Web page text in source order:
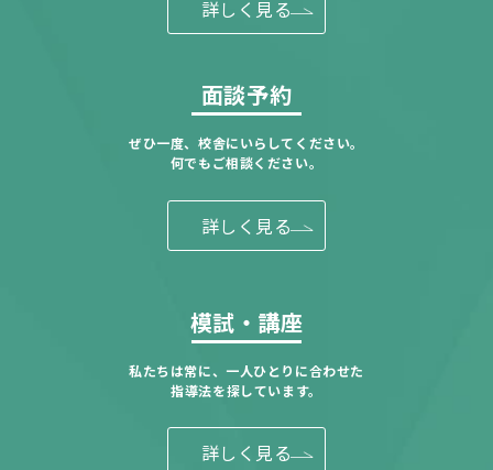
詳しく見る
面談予約
ぜひ一度、校舎にいらしてください。
何でもご相談ください。
詳しく見る
模試・講座
私たちは常に、一人ひとりに合わせた
指導法を探しています。
詳しく見る